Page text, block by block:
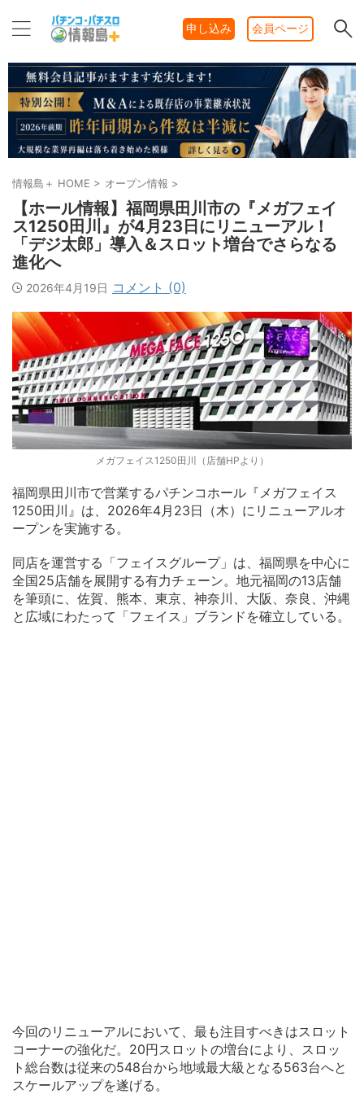
申し込み 会員ページ
情報島＋ HOME > オープン情報 >
【ホール情報】福岡県田川市の『メガフェイ
ス1250田川』が4月23日にリニューアル！
「デジ太郎」導入＆スロット増台でさらなる
進化へ
2026年4月19日 コメント (0)
メガフェイス1250田川（店舗HPより）
福岡県田川市で営業するパチンコホール『メガフェイス
1250田川』は、2026年4月23日（木）にリニューアルオ
ープンを実施する。
同店を運営する「フェイスグループ」は、福岡県を中心に
全国25店舗を展開する有力チェーン。地元福岡の13店舗
を筆頭に、佐賀、熊本、東京、神奈川、大阪、奈良、沖縄
と広域にわたって「フェイス」ブランドを確立している。
今回のリニューアルにおいて、最も注目すべきはスロット
コーナーの強化だ。20円スロットの増台により、スロッ
ト総台数は従来の548台から地域最大級となる563台へと
スケールアップを遂げる。